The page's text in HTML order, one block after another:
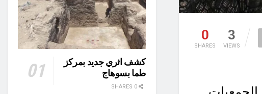
0
SHARES
3
VIEWS
كشف اثري جديد بمركز
طما بسوهاج